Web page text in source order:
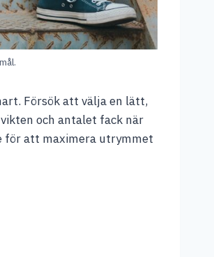
Försök att välja en lätt,
och antalet fack när
för att maximera utrymmet